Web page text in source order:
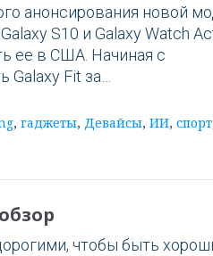
анонсирования новой
S10 и Galaxy Watch
ее в США. Начиная с
Fit за…
, гаджеты, Девайсы, ИИ, спорт
чтобы быть